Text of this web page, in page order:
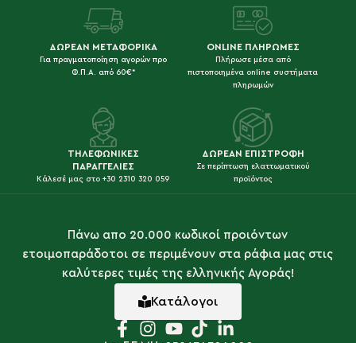
ΔΩΡΕΑΝ ΜΕΤΑΦΟΡΙΚΑ
Για πραγματοποίηση αγορών προ
Φ.Π.Α. από 60€*
ONLINE ΠΛΗΡΩΜΕΣ
Πλήρωσε μέσα από
πιστοποιημένα online συστήματα
πληρωμών
ΤΗΛΕΦΩΝΙΚΕΣ
ΠΑΡΑΓΓΕΛΙΕΣ
Κάλεσέ μας στο +30 2310 320 059
ΔΩΡΕΑΝ ΕΠΙΣΤΡΟΦΗ
Σε περίπτωση ελαττωματικού
προϊόντος
Πάνω απο 20.000 κωδικοί προιόντων
ετοιμοπαράδοτοι σε περιμένουν στα ράφια μας στις
καλύτερες τιμές της ελληνικής Αγοράς!
Κατάλογοι